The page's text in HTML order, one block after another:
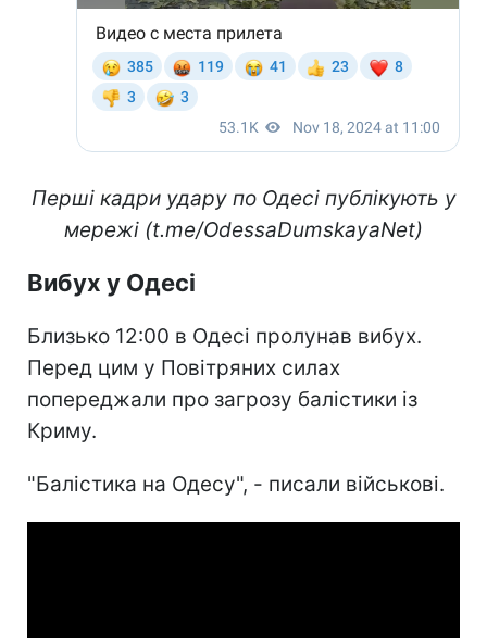
Перші кадри удару по Одесі публікують у
мережі (t.me/OdessaDumskayaNet)
Вибух у Одесі
Близько 12:00 в Одесі пролунав вибух.
Перед цим у Повітряних силах
попереджали про загрозу балістики із
Криму.
"Балістика на Одесу", - писали військові.